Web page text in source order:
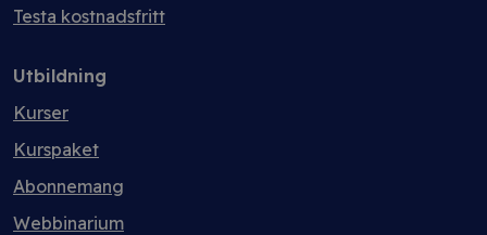
Testa kostnadsfritt
Utbildning
Kurser
Kurspaket
Abonnemang
Webbinarium